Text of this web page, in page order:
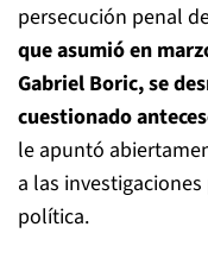
persecución penal
que asumió en
Gabriel Boric, se
cuestionado
le apuntó
a las
política.